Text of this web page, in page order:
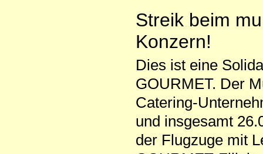
Streik beim
Konzern!
Dies ist eine
GOURMET. Der
Catering-
und insgesamt
der Flugzuge mit